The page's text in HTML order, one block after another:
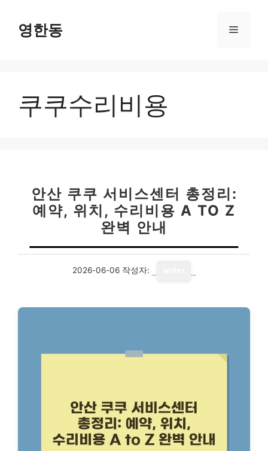
영한동 메
쿠쿠수리비용
안산 쿠쿠 서비스센터 총정리:
예약, 위치, 수리비용 A TO Z
완벽 안내
2026-06-06 작성자: